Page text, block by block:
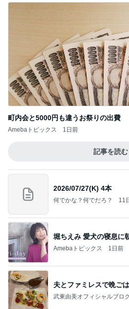
町内会と5000円も違うお祭りの出費
Amebaトピックス 1日前
記事を読む
2026/07/27(K) 4本
何でかな？何でだろ？ 11
堀ちえみ 愛犬の寝息に
Amebaトピックス 1日前
夫とファミレスで晩ご
武東由美オフィシャルブロ